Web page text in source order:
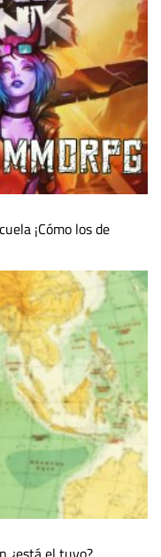
¡Cómo los de